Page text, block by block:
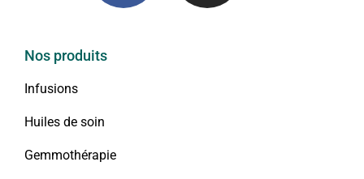
Nos produits
Infusions
Huiles de soin
Gemmothérapie